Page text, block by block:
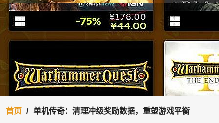
首页 单机传奇：清理冲级奖励数据，重塑游戏平衡